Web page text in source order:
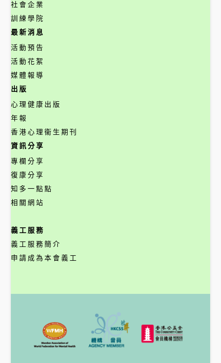
社會企業
訓練學院
最新消息
活動預告
活動花絮
媒體報導
出版
心理健康出版
年報
香港心理衞生期刊
資訊分享
專欄分享
復康分享
知多一點點
相關網站
義工服務
義工服務簡介
申請成為本會義工